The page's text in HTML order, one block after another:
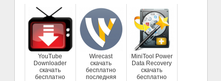
YouTube
Downloader
скачать
бесплатно
Wirecast
скачать
бесплатно
последняя
MiniTool Power
Data Recovery
скачать
бесплатно